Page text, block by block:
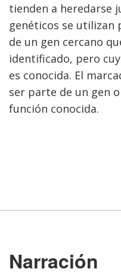
tienden a heredarse
genéticos se utilizan
de un gen cercano
identificado, pero
es conocida. El
ser parte de un gen
función conocida.
Narración